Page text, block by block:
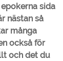
sida
nästan så
många
också för
och det du